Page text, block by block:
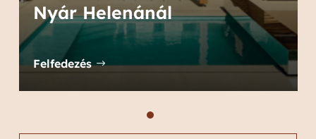
Nyár Helenánál
Felfedezés